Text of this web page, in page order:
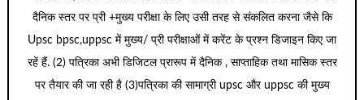
दैनिक स्तर पर प्री +मुख्य परीक्षा के लिए उसी तरह से संकलित करना जैसे कि
Upsc bpsc,uppsc में मुख्य/ प्री परीक्षाओं में करेंट के प्रश्न डिजाइन किए जा
रहें हैं. (2) पत्रिका अभी डिजिटल प्रारूप में दैनिक , साप्ताहिक तथा मासिक स्तर
पर तैयार की जा रही है (3)पत्रिका की सामाग्री upsc और uppsc की मुख्य